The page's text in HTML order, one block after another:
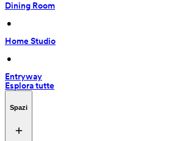
Dining Room
•
Home Studio
•
Entryway
Esplora tutte
Spazi